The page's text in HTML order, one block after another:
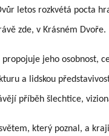
letos rozkvétá pocta
zde, v Krásném Dvoře.
propojuje jeho osobnost,
a lidskou
příběh šlechtice,
který poznal, a